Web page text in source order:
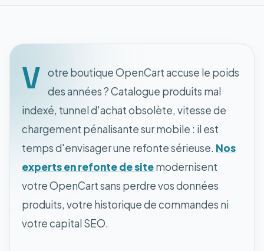
V otre boutique OpenCart accuse le poids
des années ? Catalogue produits mal
indexé, tunnel d'achat obsolète, vitesse de
chargement pénalisante sur mobile : il est
temps d'envisager une refonte sérieuse. Nos
experts en refonte de sitemodernisent
votre OpenCart sans perdre vos données
produits, votre historique de commandes ni
votre capital SEO.